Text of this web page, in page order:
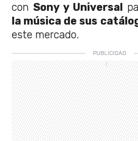
conSony y Universal
la música de sus
este mercado.